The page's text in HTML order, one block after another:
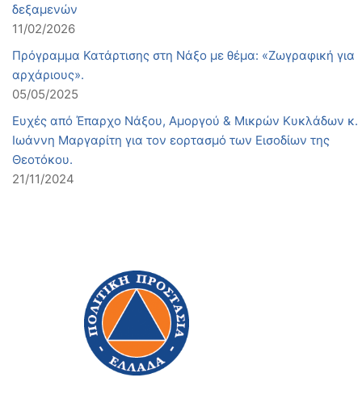
δεξαμενών
11/02/2026
Πρόγραμμα Κατάρτισης στη Νάξο με θέμα: «Ζωγραφική για
αρχάριους».
05/05/2025
Ευχές από Έπαρχο Νάξου, Αμοργού & Μικρών Κυκλάδων κ.
Ιωάννη Μαργαρίτη για τον εορτασμό των Εισοδίων της
Θεοτόκου.
21/11/2024